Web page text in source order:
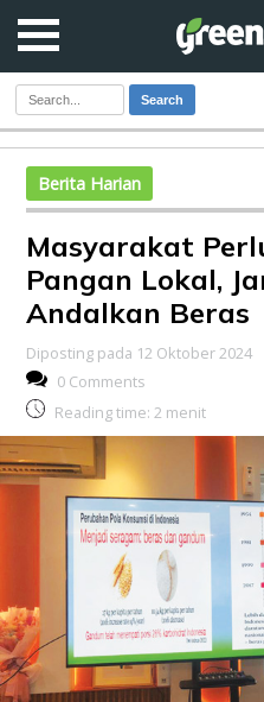
Search
Berita Harian
Masyarakat
Pangan Lokal,
Andalkan Beras
Diposting pada 12 Oktober 2024
0 Comments
Reading time: 2 menit